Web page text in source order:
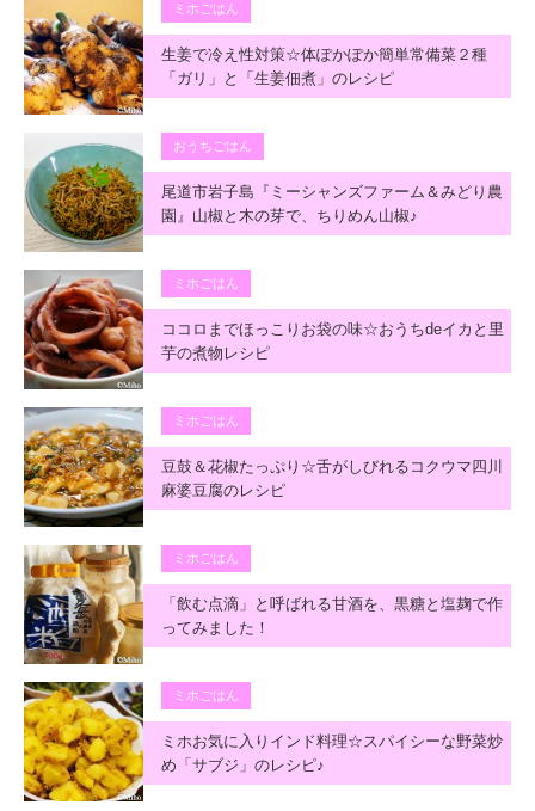
ミホごはん
生姜で冷え性対策☆体ぽかぽか簡単常備菜２種
「ガリ」と「生姜佃煮」のレシピ
おうちごはん
尾道市岩子島『ミーシャンズファーム＆みどり農
園』山椒と木の芽で、ちりめん山椒♪
ミホごはん
ココロまでほっこりお袋の味☆おうちdeイカと里
芋の煮物レシピ
ミホごはん
豆鼓＆花椒たっぷり☆舌がしびれるコクウマ四川
麻婆豆腐のレシピ
ミホごはん
「飲む点滴」と呼ばれる甘酒を、黒糖と塩麹で作
ってみました！
ミホごはん
ミホお気に入りインド料理☆スパイシーな野菜炒
め「サブジ」のレシピ♪